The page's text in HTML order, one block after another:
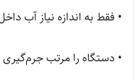
• فقط به اندازه نیاز آب
• دستگاه را مرتب جرم‌گیری